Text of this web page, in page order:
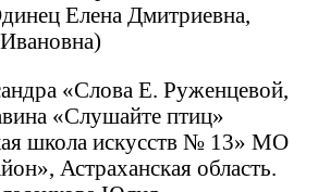
Елена Дмитриевна,
«Слова Е. Руженцевой,
«Слушайте птиц»
школа искусств № 13» МО
Астраханская область.